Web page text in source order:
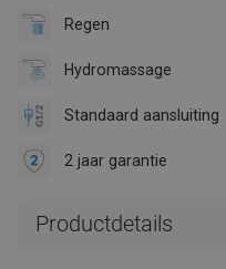
Regen
Hydromassage
Standaard aansluiting
2 jaar garantie
Productdetails